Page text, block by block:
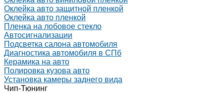
Оклейка авто защитной пленкой
Оклейка авто пленкой
Пленка на лобовое стекло
Автосигнализации
Подсветка салона автомобиля
Диагностика автомобиля в СПб
Керамика на авто
Полировка кузова авто
Установка камеры заднего вида
Чип-Тюнинг